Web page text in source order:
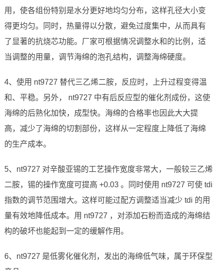
用，使各组份特别是水分更好地均匀分布，这样孔径大小变
得更均匀。同时，热量得以分散，避免过度集中，从而具有
了显著的抗烧芯功能。厂家可根据情况调整水和的比例，适
当调整的用量，调节海绵的泡孔结构，调整海绵硬度。
4、使用 nt9727 替代三乙烯二胺，反应时，上升过程变得温
和、平稳。另外， nt9727 中有后反应型的催化剂成份，这使
海绵的后熟化加快，成型快。海绵的合格率也因此大大提
高，减少了海绵的切割部份，这样从一定程度上降低了海绵
的生产成本。
5、nt9727 对辛酸亚锡的工艺操作宽度非常大，一般较三乙烯
二胺，锡的操作宽度可提高 +0.03 。同时使用 nt9727 可使 tdi
指数的调节范围增大。这样可能过配方调整适当减少 tdi 的用
量有效地降低成本。用 nt9727 ，对添加石粉而造成的海绵结
构的破坏也能起到一定的缓解作用。
6、nt9727 是低雾化催化剂，发出的海绵低气味，属于环保型